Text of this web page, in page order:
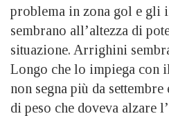
problema in zona gol e gli
sembrano all’altezza di
situazione. Arrighini
Longo che lo impiega con
non segna più da settembre
di peso che doveva alzare